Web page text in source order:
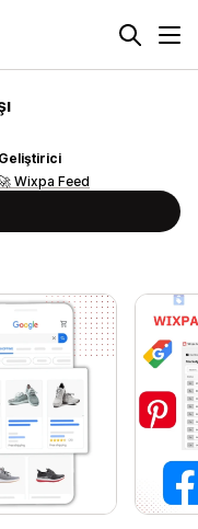
Geliştirici
Wixpa Feed